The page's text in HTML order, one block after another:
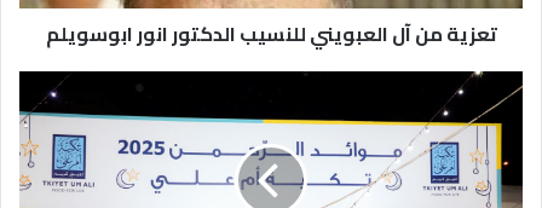
تعزية من آل العبويني للنسيب الدكتور انور ابوسويلم
بنك
الإسكان
يدعم
برامج
وأنشطة